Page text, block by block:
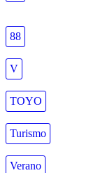
88
V
TOYO
Turismo
Verano